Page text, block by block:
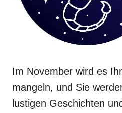
Im November wird es
mangeln, und Sie
lustigen Geschichten